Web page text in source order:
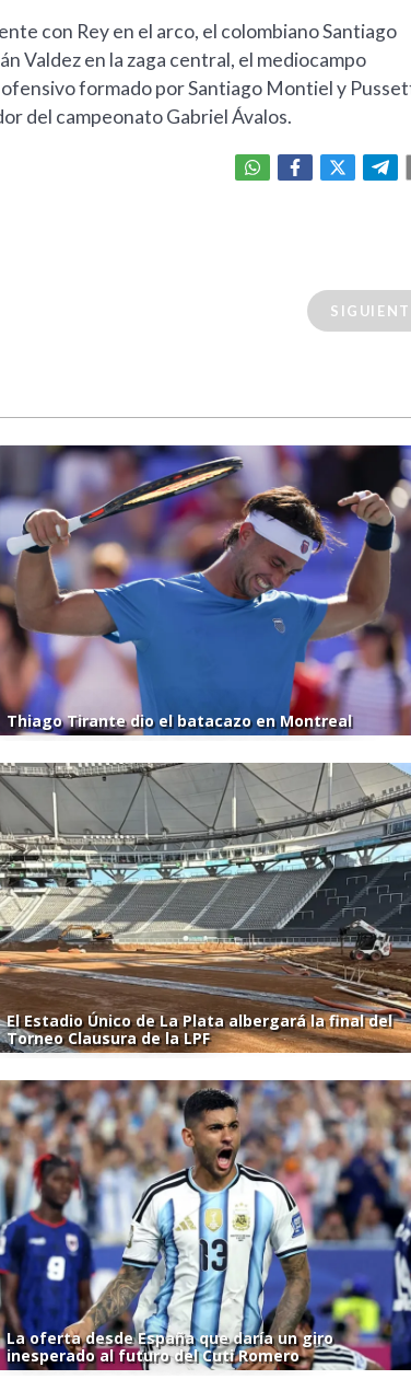
con Rey en el arco, el colombiano Santiago
Valdez en la zaga central, el mediocampo
formado por Santiago Montiel y
del campeonato Gabriel Ávalos.
Thiago Tirante dio el batacazo en Montreal
El Estadio Único de La Plata albergará la final del
Torneo Clausura de la LPF
La oferta desde España que daría un giro
inesperado al futuro del Cuti Romero